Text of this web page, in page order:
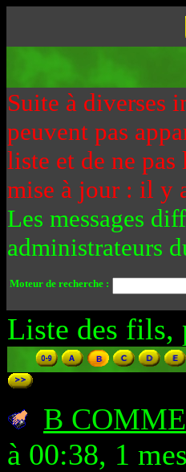
Suite à diverses
peuvent pas
liste et de ne pas
mise à jour : il y
Les messages
administrateurs
Moteur de recherche :
Liste des fils,
B
à 00:38, 1